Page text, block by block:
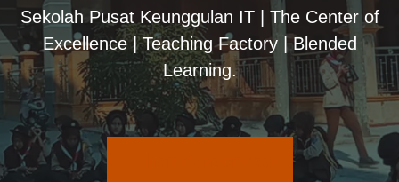
Sekolah Pusat Keunggulan IT | The Center of
Excellence | Teaching Factory | Blended
Learning.